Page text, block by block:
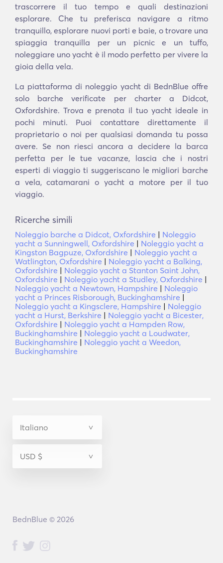
trascorrere il tuo tempo e quali destinazioni
esplorare. Che tu preferisca navigare a ritmo
tranquillo, esplorare nuovi porti e baie, o trovare una
spiaggia tranquilla per un picnic e un tuffo,
noleggiare uno yacht è il modo perfetto per vivere la
gioia della vela.
La piattaforma di noleggio yacht di BednBlue offre
solo barche verificate per charter a Didcot,
Oxfordshire. Trova e prenota il tuo yacht ideale in
pochi minuti. Puoi contattare direttamente il
proprietario o noi per qualsiasi domanda tu possa
avere. Se non riesci ancora a decidere la barca
perfetta per le tue vacanze, lascia che i nostri
esperti di viaggio ti suggeriscano le migliori barche
a vela, catamarani o yacht a motore per il tuo
viaggio.
Ricerche simili
Noleggio barche a Didcot, Oxfordshire | Noleggio
yacht a Sunningwell, Oxfordshire | Noleggio yacht a
Kingston Bagpuze, Oxfordshire | Noleggio yacht a
Watlington, Oxfordshire | Noleggio yacht a Balking,
Oxfordshire | Noleggio yacht a Stanton Saint John,
Oxfordshire | Noleggio yacht a Studley, Oxfordshire |
Noleggio yacht a Newtown, Hampshire | Noleggio
yacht a Princes Risborough, Buckinghamshire |
Noleggio yacht a Kingsclere, Hampshire | Noleggio
yacht a Hurst, Berkshire | Noleggio yacht a Bicester,
Oxfordshire | Noleggio yacht a Hampden Row,
Buckinghamshire | Noleggio yacht a Loudwater,
Buckinghamshire | Noleggio yacht a Weedon,
Buckinghamshire
BednBlue © 2026